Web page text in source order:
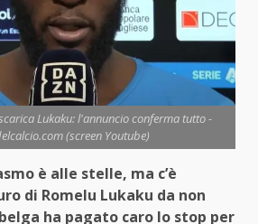
Lukaku: l'annuncio conferma tutto -
(screen Youtube)
è alle stelle, ma c’è
di Romelu Lukaku da non
ha pagato caro lo stop per